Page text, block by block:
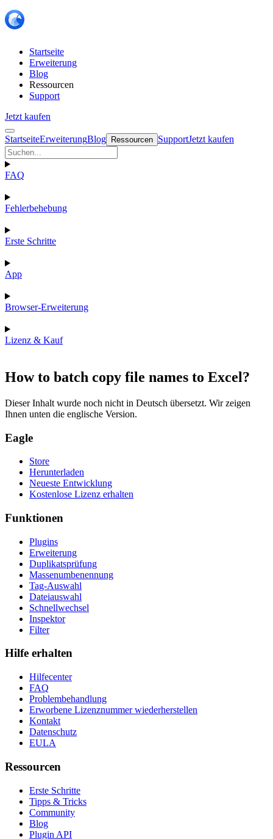
Startseite
Erweiterung
Blog
Ressourcen
Support
Jetzt kaufen
StartseiteErweiterungBlog Ressourcen SupportJetzt kaufen
FAQ
Fehlerbehebung
Erste Schritte
App
Browser-Erweiterung
Lizenz & Kauf
How to batch copy file names to Excel?
Dieser Inhalt wurde noch nicht in Deutsch übersetzt. Wir zeigen
Ihnen unten die englische Version.
Eagle
Store
Herunterladen
Neueste Entwicklung
Kostenlose Lizenz erhalten
Funktionen
Plugins
Erweiterung
Duplikatsprüfung
Massenumbenennung
Tag-Auswahl
Dateiauswahl
Schnellwechsel
Inspektor
Filter
Hilfe erhalten
Hilfecenter
FAQ
Problembehandlung
Erworbene Lizenznummer wiederherstellen
Kontakt
Datenschutz
EULA
Ressourcen
Erste Schritte
Tipps & Tricks
Community
Blog
Plugin API